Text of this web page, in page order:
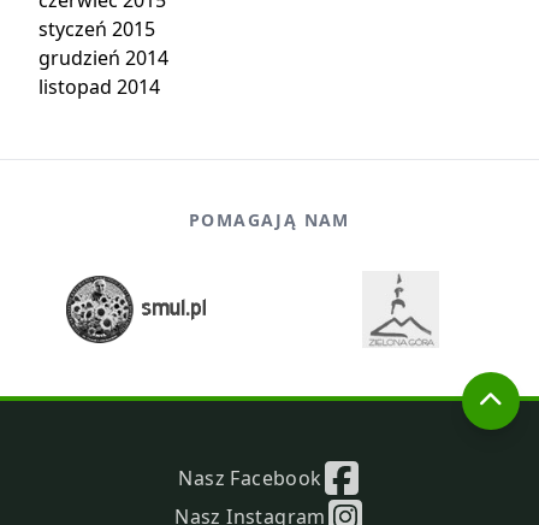
styczeń 2015
grudzień 2014
listopad 2014
POMAGAJĄ NAM
Nasz Facebook
Nasz Instagram